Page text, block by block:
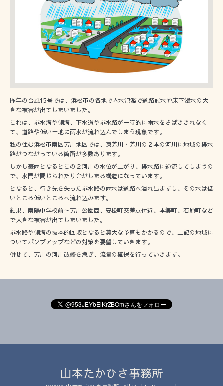
昨年の台風15号では、浜松市の各地で内水氾濫で道路冠水や床下浸水の大
きな被害が出てしまいました。
これは、排水溝や側溝、下水道や排水路が一時的に雨水をさばききれなく
て、道路や低い土地に雨水が流れ込んでしまう現象です。
私の住む浜松市南区芳川地区では、東芳川・芳川の２本の河川に地域の排水
路がつながっている箇所が多数あります。
しかし豪雨となるとこの２河川の水位が上がり、排水路に逆流してしまうの
で、水門が閉じられたり弁がしまる構造になっています。
となると、行き先を失った排水路の雨水は道路へ溢れ出ますし、その水は低
いところ低いところへ流れ込みます。
結果、南陽中学校前～芳川公園西、安松町交差点付近、本郷町、石原町など
で大きな被害が出てしまいました。
排水路や側溝の抜本的回収となると莫大な予算もかかるので、上記の地域に
ついてポンプアップなどの対策を要望していきます。
併せて、芳川の河川改修を急ぎ、流量の確保を行っていきます。
山本たかひさ事務所